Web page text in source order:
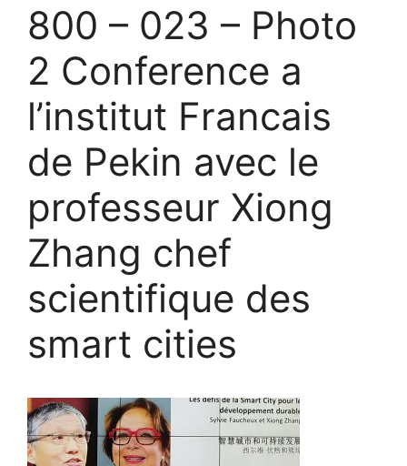
800 – 023 – Photo
2 Conference a
l’institut Francais
de Pekin avec le
professeur Xiong
Zhang chef
scientifique des
smart cities